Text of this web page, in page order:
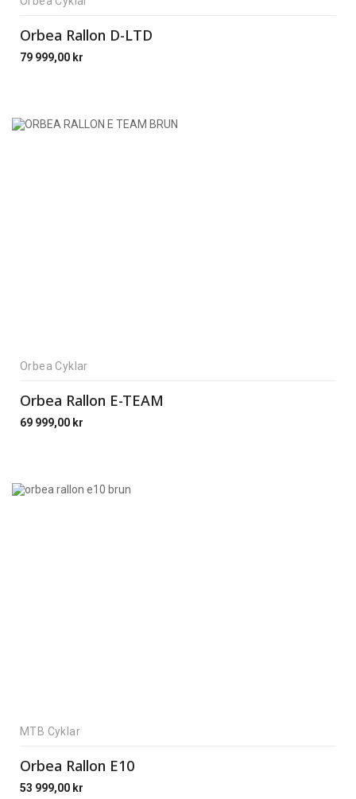
Orbea Rallon D-LTD
79 999,00 kr
Orbea Cyklar
Orbea Rallon E-TEAM
69 999,00 kr
MTB Cyklar
Orbea Rallon E10
53 999,00 kr